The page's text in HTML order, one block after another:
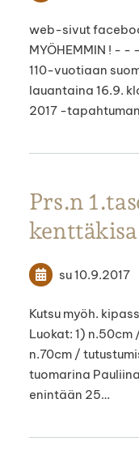
web-sivut
MYÖHEMMIN ! -
110-vuotiaan
lauantaina 16.9.
2017 -
Prs.n
kenttäkisa
su 10.9.2017
Kutsu myöh.
Luokat: 1)
n.70cm /
tuomarina
enintään 25…